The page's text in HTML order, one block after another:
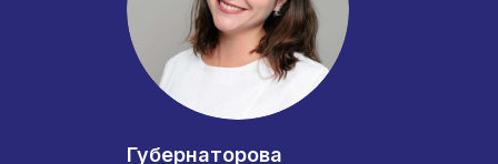
Губернаторова
Политика конфиденциальности
Юридический адрес: 107031, г.Москва, вн.тер.г.
Муниципальный Округ Мещанский, ул Кузнецкий